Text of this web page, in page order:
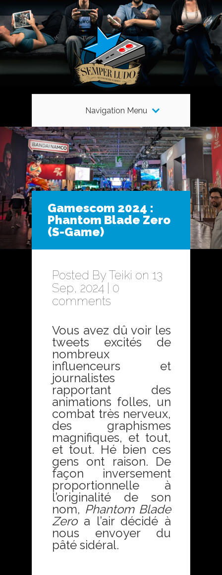
Navigation Menu
Gamescom 2024 :
Phantom Blade Zero
(S-Game)
Posted ByTeiki on 13
Sep, 2024 | 0
comments
Vous avez dû voir les
tweets excités de
nombreux
influenceurs et
journalistes
rapportant des
animations folles, un
combat très nerveux,
des graphismes
magnifiques, et tout,
et tout. Hé bien ces
gens ont raison. De
façon inversement
proportionnelle à
l’originalité de son
nom, Phantom Blade
Zeroa l’air décidé à
nous envoyer du
pâté sidéral.